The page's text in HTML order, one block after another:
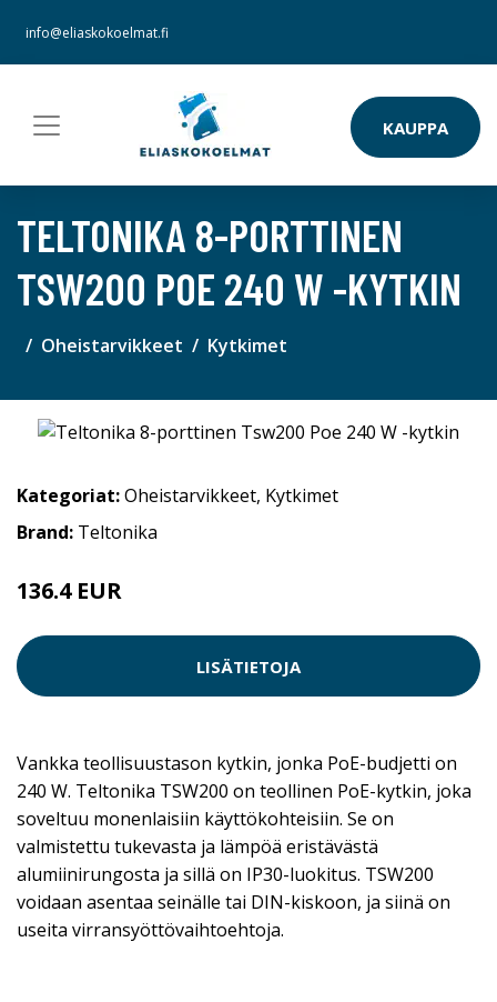
info@eliaskokoelmat.fi
KAUPPA
TELTONIKA 8-PORTTINEN
TSW200 POE 240 W -KYTKIN
Oheistarvikkeet Kytkimet
Kategoriat:Oheistarvikkeet, Kytkimet
Brand: Teltonika
136.4 EUR
LISÄTIETOJA
Vankka teollisuustason kytkin, jonka PoE-budjetti on
240 W. Teltonika TSW200 on teollinen PoE-kytkin, joka
soveltuu monenlaisiin käyttökohteisiin. Se on
valmistettu tukevasta ja lämpöä eristävästä
alumiinirungosta ja sillä on IP30-luokitus. TSW200
voidaan asentaa seinälle tai DIN-kiskoon, ja siinä on
useita virransyöttövaihtoehtoja.